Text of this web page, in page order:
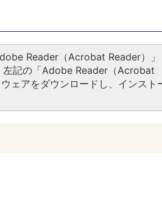
Reader（Acrobat Reader）」
左記の「Adobe Reader（Acrobat
ェアをダウンロードし、インスト